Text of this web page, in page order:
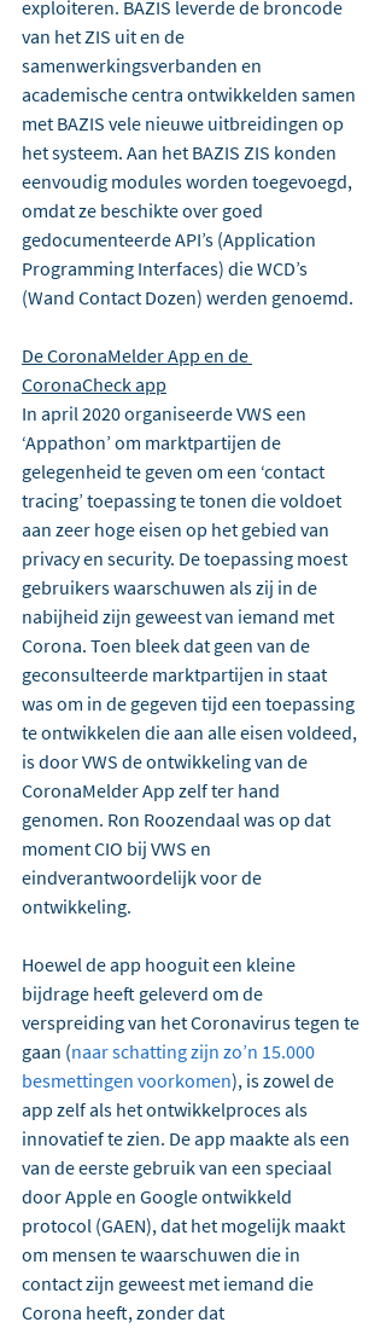
exploiteren. BAZIS leverde de broncode
van het ZIS uit en de
samenwerkingsverbanden en
academische centra ontwikkelden samen
met BAZIS vele nieuwe uitbreidingen op
het systeem. Aan het BAZIS ZIS konden
eenvoudig modules worden toegevoegd,
omdat ze beschikte over goed
gedocumenteerde API’s (Application
Programming Interfaces) die WCD’s
(Wand Contact Dozen) werden genoemd.
De CoronaMelder App en de
CoronaCheck app
In april 2020 organiseerde VWS een
‘Appathon’ om marktpartijen de
gelegenheid te geven om een ‘contact
tracing’ toepassing te tonen die voldoet
aan zeer hoge eisen op het gebied van
privacy en security. De toepassing moest
gebruikers waarschuwen als zij in de
nabijheid zijn geweest van iemand met
Corona. Toen bleek dat geen van de
geconsulteerde marktpartijen in staat
was om in de gegeven tijd een toepassing
te ontwikkelen die aan alle eisen voldeed,
is door VWS de ontwikkeling van de
CoronaMelder App zelf ter hand
genomen. Ron Roozendaal was op dat
moment CIO bij VWS en
eindverantwoordelijk voor de
ontwikkeling.
Hoewel de app hooguit een kleine
bijdrage heeft geleverd om de
verspreiding van het Coronavirus tegen te
gaan (naar schatting zijn zo’n 15.000
besmettingen voorkomen), is zowel de
app zelf als het ontwikkelproces als
innovatief te zien. De app maakte als een
van de eerste gebruik van een speciaal
door Apple en Google ontwikkeld
protocol (GAEN), dat het mogelijk maakt
om mensen te waarschuwen die in
contact zijn geweest met iemand die
Corona heeft, zonder dat